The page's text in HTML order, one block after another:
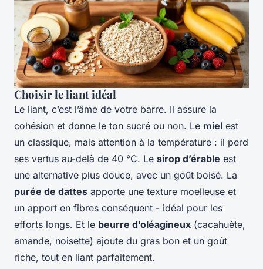
Choisir le liant idéal
Le liant, c’est l’âme de votre barre. Il assure la
cohésion et donne le ton sucré ou non. Le miel est
un classique, mais attention à la température : il perd
ses vertus au-delà de 40 °C. Le sirop d’érable est
une alternative plus douce, avec un goût boisé. La
purée de dattes apporte une texture moelleuse et
un apport en fibres conséquent - idéal pour les
efforts longs. Et le beurre d’oléagineux (cacahuète,
amande, noisette) ajoute du gras bon et un goût
riche, tout en liant parfaitement.